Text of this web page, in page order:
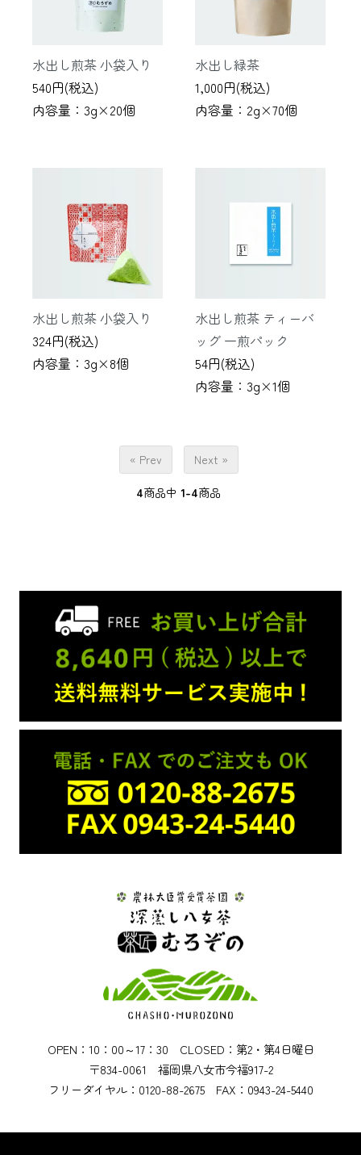
水出し煎茶 小袋入り
540円(税込)
内容量：3g×20個
水出し緑茶
1,000円(税込)
内容量：2g×70個
水出し煎茶 小袋入り
324円(税込)
内容量：3g×8個
水出し煎茶 ティーバ
ッグ 一煎パック
54円(税込)
内容量：3g×1個
« Prev Next »
4商品中 1-4商品
OPEN：10：00～17：30 CLOSED：第2・第4日曜日
〒834-0061 福岡県八女市今福917-2
フリーダイヤル：0120-88-2675 FAX：0943-24-5440